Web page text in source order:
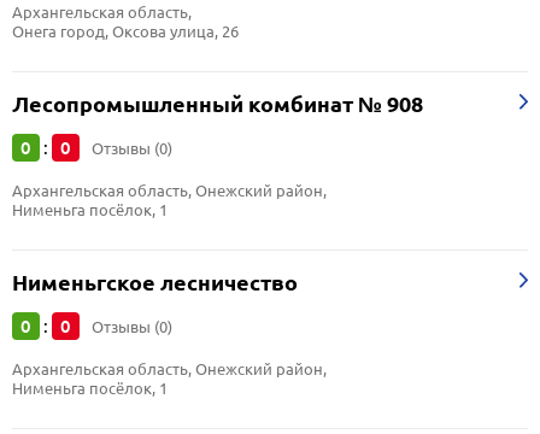
Архангельская область,
Онега город, Оксова улица, 26
Лесопромышленный комбинат № 908
0 : 0 Отзывы (0)
Архангельская область, Онежский район,
Нименьга посёлок, 1
Нименьгское лесничество
0 : 0 Отзывы (0)
Архангельская область, Онежский район,
Нименьга посёлок, 1